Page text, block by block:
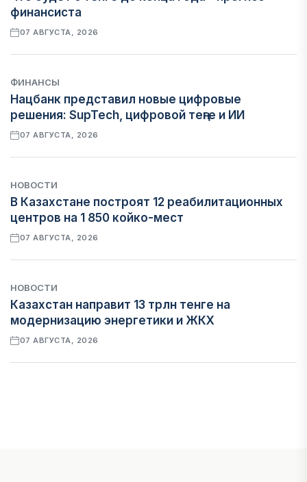
финансиста
07 АВГУСТА, 2026
ФИНАНСЫ
Нацбанк представил новые цифровые
решения: SupTech, цифровой теңге и ИИ
07 АВГУСТА, 2026
НОВОСТИ
В Казахстане построят 12 реабилитационных
центров на 1 850 койко-мест
07 АВГУСТА, 2026
НОВОСТИ
Казахстан направит 13 трлн тенге на
модернизацию энергетики и ЖКХ
07 АВГУСТА, 2026